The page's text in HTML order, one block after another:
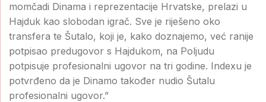
momčadi Dinama i reprezentacije Hrvatske, prelazi u
Hajduk kao slobodan igrač. Sve je riješeno oko
transfera te Šutalo, koji je, kako doznajemo, već ranije
potpisao predugovor s Hajdukom, na Poljudu
potpisuje profesionalni ugovor na tri godine. Indexu je
potvrđeno da je Dinamo također nudio Šutalu
profesionalni ugovor.”